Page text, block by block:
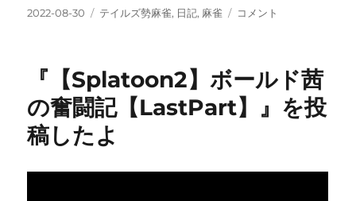
投
2022-08-30
カ
ー
テイルズ勢麻雀, 日記, 麻雀
2022.08.28-
王
争
(テ
コメント
『【Splatoon2】ボールド茜
の奮闘記【LastPart】』を投
稿したよ